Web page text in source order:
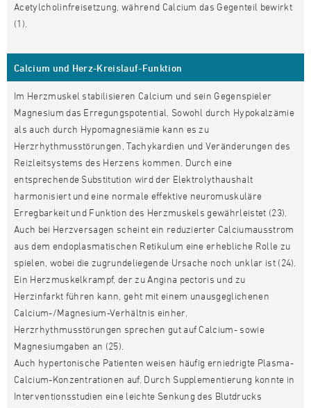
Acetylcholinfreisetzung, während Calcium das Gegenteil bewirkt
(1).
Calcium und Herz-Kreislauf-Funktion
Im Herzmuskel stabilisieren Calcium und sein Gegenspieler
Magnesium das Erregungspotential. Sowohl durch Hypokalzämie
als auch durch Hypomagnesiämie kann es zu
Herzrhythmusstörungen, Tachykardien und Veränderungen des
Reizleitsystems des Herzens kommen. Durch eine
entsprechende Substitution wird der Elektrolythaushalt
harmonisiert und eine normale effektive neuromuskuläre
Erregbarkeit und Funktion des Herzmuskels gewährleistet (23).
Auch bei Herzversagen scheint ein reduzierter Calciumausstrom
aus dem endoplasmatischen Retikulum eine erhebliche Rolle zu
spielen, wobei die zugrundeliegende Ursache noch unklar ist (24).
Ein Herzmuskelkrampf, der zu Angina pectoris und zu
Herzinfarkt führen kann, geht mit einem unausgeglichenen
Calcium-/Magnesium-Verhältnis einher.
Herzrhythmusstörungen sprechen gut auf Calcium- sowie
Magnesiumgaben an (25).
Auch hypertonische Patienten weisen häufig erniedrigte Plasma-
Calcium-Konzentrationen auf. Durch Supplementierung konnte in
Interventionsstudien eine leichte Senkung des Blutdrucks